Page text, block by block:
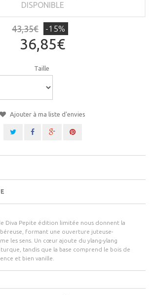
DISPONIBLE
43,35€ -15%
36,85€
Taille
Ajouter à ma liste d'envies
Diva Pepite édition limitée nous donnent la
formant une ouverture juteuse-
les sens. Un cœur ajoute du ylang-ylang
tandis que la base comprend le bois de
et bien vanille.